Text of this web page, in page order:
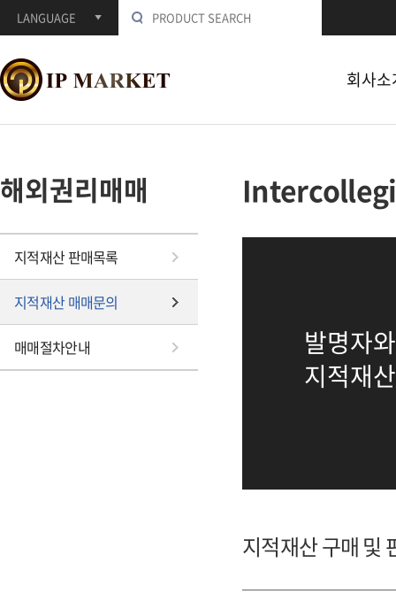
LANGUAGE
회사
해외권리매매
지적재산 판매목록
지적재산 매매문의
매매절차안내
발명자
지적재
지적재산 구매 및